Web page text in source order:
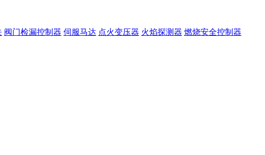
阀门检漏控制器 伺服马达 点火变压器 火焰探测器 燃烧安全控制器